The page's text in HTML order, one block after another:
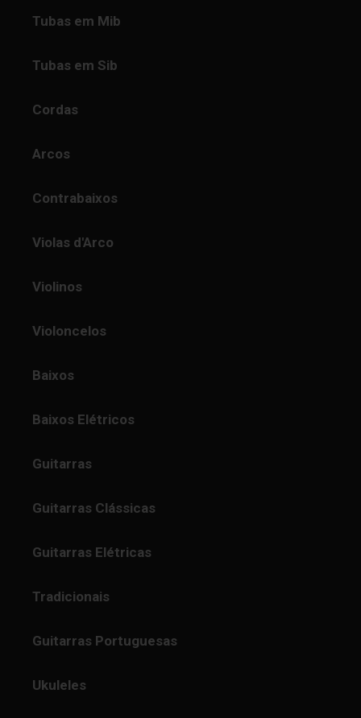
Tubas em Mib
Tubas em Sib
Cordas
Arcos
Contrabaixos
Violas d'Arco
Violinos
Violoncelos
Baixos
Baixos Elétricos
Guitarras
Guitarras Clássicas
Guitarras Elétricas
Tradicionais
Guitarras Portuguesas
Ukuleles